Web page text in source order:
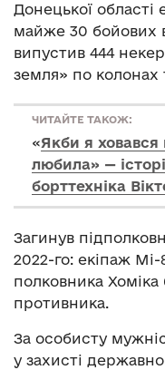
Донецької області
майже 30 бойових
випустив 444
земля» по колонах
ЧИТАЙТЕ ТАКОЖ:
«Якби я
любила» —
борттехніка
Загинув
2022-го: екіпаж
полковника
противника.
За особисту
у захисті